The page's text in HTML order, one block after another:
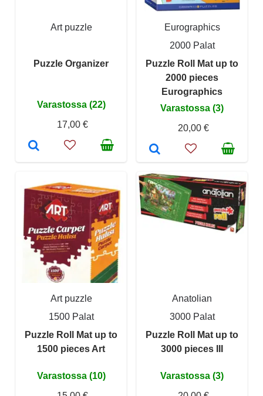
Art puzzle
Puzzle Organizer
Varastossa (22)
17,00 €
Eurographics
2000 Palat
Puzzle Roll Mat up to
2000 pieces
Eurographics
Varastossa (3)
20,00 €
Art puzzle
1500 Palat
Puzzle Roll Mat up to
1500 pieces Art
Varastossa (10)
Anatolian
3000 Palat
Puzzle Roll Mat up to
3000 pieces III
Varastossa (3)